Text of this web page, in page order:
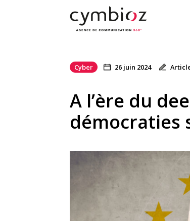
Cyber 26 juin 2024
A l’ère du
démocraties